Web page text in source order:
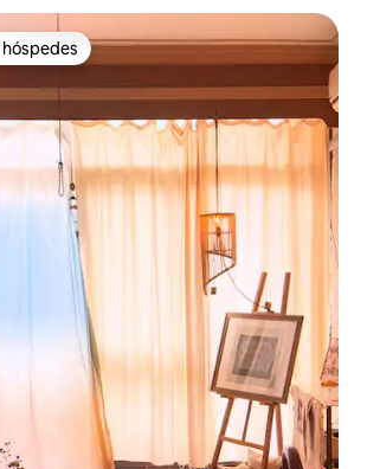
preferidos dos hóspedes